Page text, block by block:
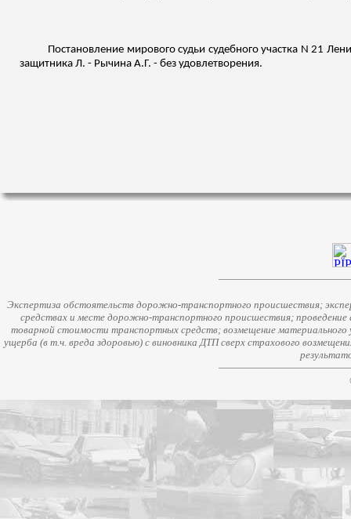
Постановление мирового судьи судебного участка N 21
защитника Л. - Рычина А.Г. - без удовлетворения.
Экспертиза обстоятельств дорожно-транспортного происшествия;
средствах и месте дорожно-транспортного происшествия;
товарной стоимости транспортных средств; возмещение
ущерба (в т.ч. вреда здоровью) с виновника ДТП сверх страхового